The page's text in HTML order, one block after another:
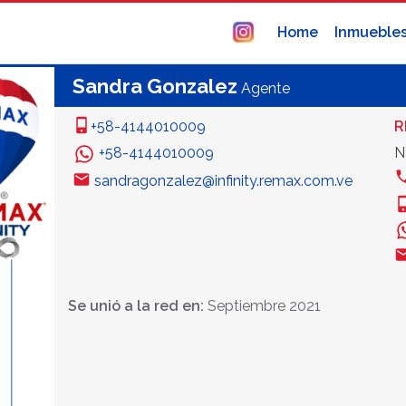
Home
Sandra Gonzalez Agente
+58-4144010009
+58-4144010009
sandragonzalez@infinity.remax.com.ve
Se unió a la red en: Septiembre 2021